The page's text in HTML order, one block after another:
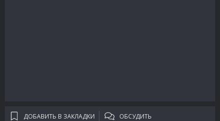
ДОБАВИТЬ В ЗАКЛАДКИ ОБСУДИТЬ